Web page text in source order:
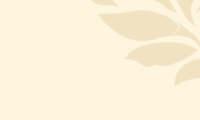
Next